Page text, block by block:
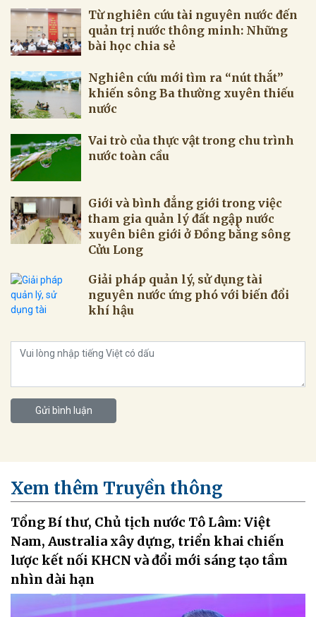
Từ nghiên cứu tài nguyên nước đến
quản trị nước thông minh: Những
bài học chia sẻ
Nghiên cứu mới tìm ra “nút thắt”
khiến sông Ba thường xuyên thiếu
nước
Vai trò của thực vật trong chu trình
nước toàn cầu
Giới và bình đẳng giới trong việc
tham gia quản lý đất ngập nước
xuyên biên giới ở Đồng bằng sông
Cửu Long
Giải pháp quản lý, sử dụng tài
nguyên nước ứng phó với biến đổi
khí hậu
Gửi bình luận
Xem thêm Truyền thông
Tổng Bí thư, Chủ tịch nước Tô Lâm: Việt
Nam, Australia xây dựng, triển khai chiến
lược kết nối KHCN và đổi mới sáng tạo tầm
nhìn dài hạn